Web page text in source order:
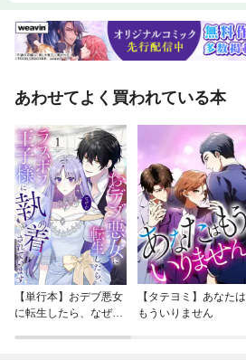
あわせてよく買われている本
【単行本】おデブ悪女
に転生したら、なぜか
【タテヨミ】あなたは
もういりません